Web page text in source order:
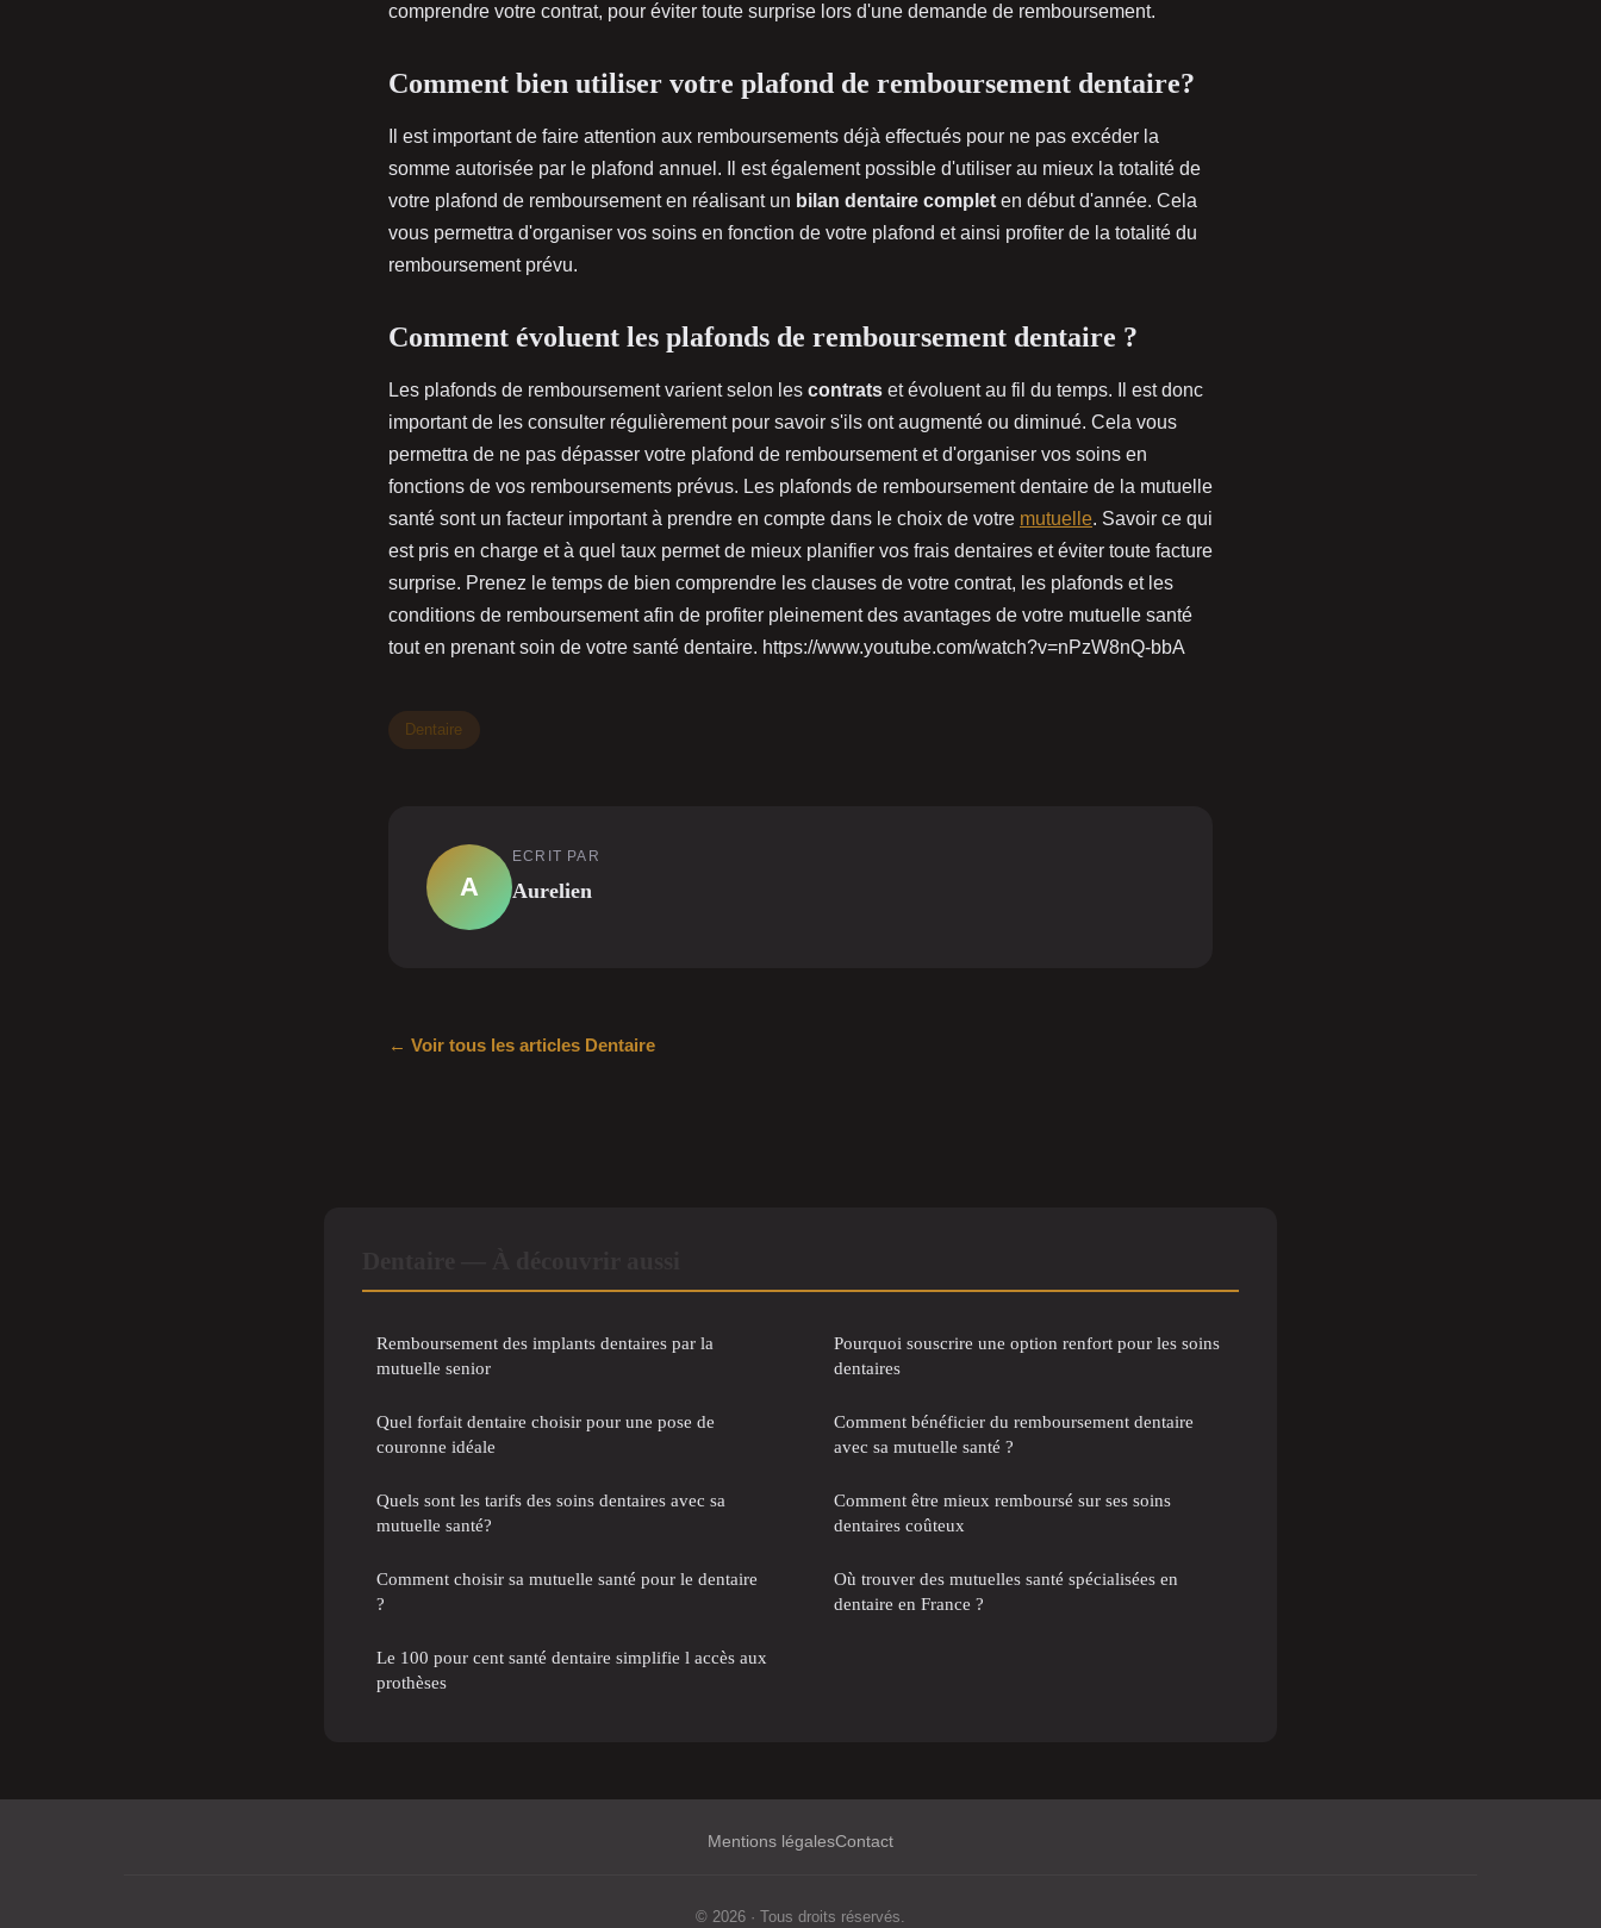
comprendre votre contrat, pour éviter toute surprise lors d'une demande de remboursement.
Comment bien utiliser votre plafond de remboursement dentaire?
Il est important de faire attention aux remboursements déjà effectués pour ne pas excéder la
somme autorisée par le plafond annuel. Il est également possible d'utiliser au mieux la totalité de
votre plafond de remboursement en réalisant un bilan dentaire complet en début d'année. Cela
vous permettra d'organiser vos soins en fonction de votre plafond et ainsi profiter de la totalité du
remboursement prévu.
Comment évoluent les plafonds de remboursement dentaire ?
Les plafonds de remboursement varient selon les contrats et évoluent au fil du temps. Il est donc
important de les consulter régulièrement pour savoir s'ils ont augmenté ou diminué. Cela vous
permettra de ne pas dépasser votre plafond de remboursement et d'organiser vos soins en
fonctions de vos remboursements prévus. Les plafonds de remboursement dentaire de la mutuelle
santé sont un facteur important à prendre en compte dans le choix de votre mutuelle. Savoir ce qui
est pris en charge et à quel taux permet de mieux planifier vos frais dentaires et éviter toute facture
surprise. Prenez le temps de bien comprendre les clauses de votre contrat, les plafonds et les
conditions de remboursement afin de profiter pleinement des avantages de votre mutuelle santé
tout en prenant soin de votre santé dentaire. https://www.youtube.com/watch?v=nPzW8nQ-bbA
Dentaire
A
ECRIT PAR
Aurelien
← Voir tous les articles Dentaire
Remboursement des implants dentaires par la
mutuelle senior
Quel forfait dentaire choisir pour une pose de
couronne idéale
Quels sont les tarifs des soins dentaires avec sa
mutuelle santé?
Comment choisir sa mutuelle santé pour le dentaire
?
Le 100 pour cent santé dentaire simplifie l accès aux
prothèses
Pourquoi souscrire une option renfort pour les soins
dentaires
Comment bénéficier du remboursement dentaire
avec sa mutuelle santé ?
Comment être mieux remboursé sur ses soins
dentaires coûteux
Où trouver des mutuelles santé spécialisées en
dentaire en France ?
Mentions légalesContact
© 2026 · Tous droits réservés.